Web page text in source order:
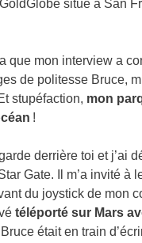
situé à San
que mon interview a
de politesse Bruce,
stupéfaction, mon
!
derrière toi et j’ai
Gate. Il m’a invité à
du joystick de mon
téléporté sur Mars
était en train